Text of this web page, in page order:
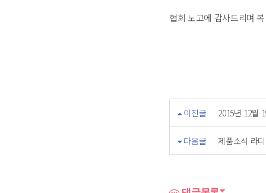
협회 노고에 감사드리며
이전글 2015년 12월
다음글 제품소식 라